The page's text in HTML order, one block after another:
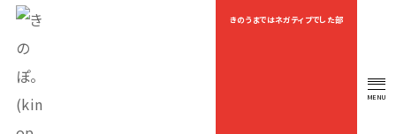
きのうまではネガティブでした部
MENU